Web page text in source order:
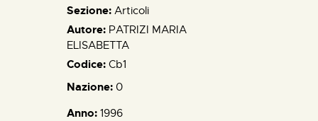
CONTATTI
Sezione: Articoli
Autore: PATRIZI MARIA
ELISABETTA
Codice: Cb1
Nazione: 0
Anno: 1996